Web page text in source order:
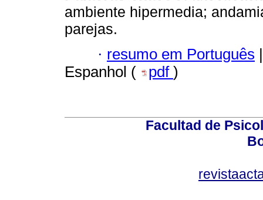
ambiente hipermedia;
parejas.
· resumo em Português |
Espanhol (
pdf )
Facultad de